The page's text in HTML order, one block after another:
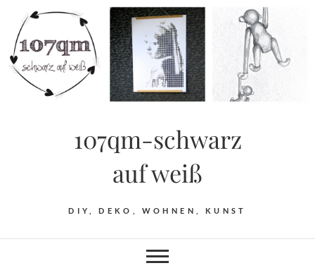
content
107qm-schwarz
auf weiß
DIY, DEKO, WOHNEN, KUNST